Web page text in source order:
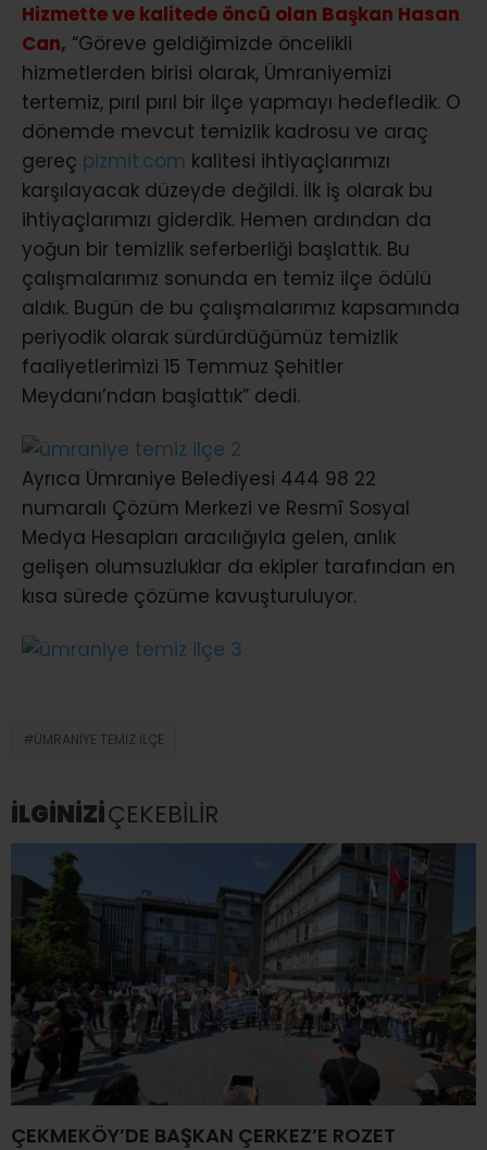
Hizmette ve kalitede öncü olan Başkan Hasan
Can, “Göreve geldiğimizde öncelikli
hizmetlerden birisi olarak, Ümraniyemizi
tertemiz, pırıl pırıl bir ilçe yapmayı hedefledik. O
dönemde mevcut temizlik kadrosu ve araç
gereç pizmit.com kalitesi ihtiyaçlarımızı
karşılayacak düzeyde değildi. İlk iş olarak bu
ihtiyaçlarımızı giderdik. Hemen ardından da
yoğun bir temizlik seferberliği başlattık. Bu
çalışmalarımız sonunda en temiz ilçe ödülü
aldık. Bugün de bu çalışmalarımız kapsamında
periyodik olarak sürdürdüğümüz temizlik
faaliyetlerimizi 15 Temmuz Şehitler
Meydanı’ndan başlattık” dedi.
Ayrıca Ümraniye Belediyesi 444 98 22
numaralı Çözüm Merkezi ve Resmî Sosyal
Medya Hesapları aracılığıyla gelen, anlık
gelişen olumsuzluklar da ekipler tarafından en
kısa sürede çözüme kavuşturuluyor.
ÜMRANIYE TEMIZ İLÇE
İLGİNİZİÇEKEBİLİR
ÇEKMEKÖY’DE BAŞKAN ÇERKEZ’E ROZET